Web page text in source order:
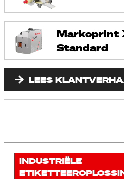
Markoprint
Standard
LEES
INDUSTRIËLE